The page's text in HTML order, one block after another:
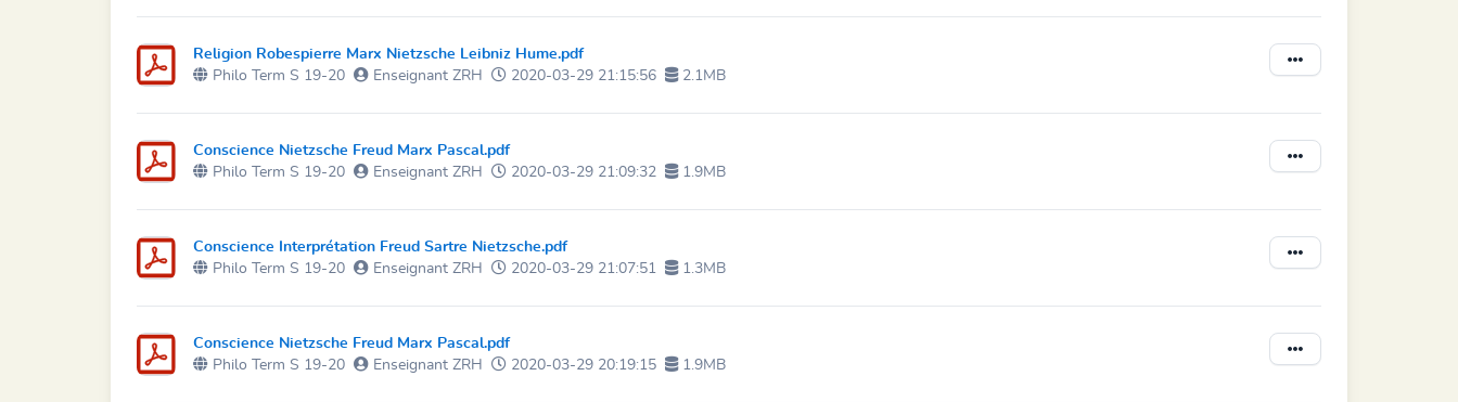
Religion Robespierre Marx Nietzsche Leibniz Hume.pdf
Philo Term S 19-20
Enseignant ZRH 2020-03-29 21:15:56 2.1MB
Conscience Nietzsche Freud Marx Pascal.pdf
Philo Term S 19-20
Enseignant ZRH 2020-03-29 21:09:32 1.9MB
Conscience Interprétation Freud Sartre Nietzsche.pdf
Philo Term S 19-20
Enseignant ZRH 2020-03-29 21:07:51 1.3MB
Conscience Nietzsche Freud Marx Pascal.pdf
Philo Term S 19-20
Enseignant ZRH 2020-03-29 20:19:15 1.9MB